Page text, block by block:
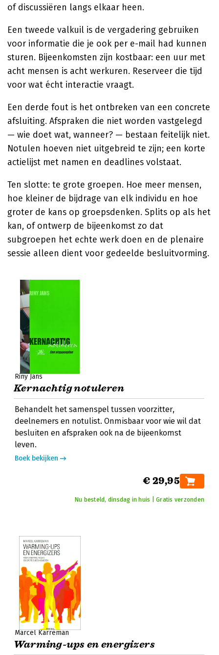
of discussiëren langs elkaar heen.
Een tweede valkuil is de vergadering gebruiken
voor informatie die je ook per e-mail had kunnen
sturen. Bijeenkomsten zijn kostbaar: een uur met
acht mensen is acht werkuren. Reserveer die tijd
voor wat écht interactie vraagt.
Een derde fout is het ontbreken van een concrete
afsluiting. Afspraken die niet worden vastgelegd
— wie doet wat, wanneer? — bestaan feitelijk niet.
Notulen hoeven niet uitgebreid te zijn; een korte
actielijst met namen en deadlines volstaat.
Ten slotte: te grote groepen. Hoe meer mensen,
hoe kleiner de bijdrage van elk individu en hoe
groter de kans op groepsdenken. Splits op als het
kan, of ontwerp de bijeenkomst zo dat
subgroepen het echte werk doen en de plenaire
sessie alleen dient voor gedeelde besluitvorming.
Riny Jans
Kernachtig notuleren
Behandelt het samenspel tussen voorzitter,
deelnemers en notulist. Onmisbaar voor wie wil dat
besluiten en afspraken ook na de bijeenkomst
leven.
Boek bekijken
€ 29,95
Nu besteld, dinsdag in huis | Gratis verzonden
Marcel Karreman
Warming-ups en energizers